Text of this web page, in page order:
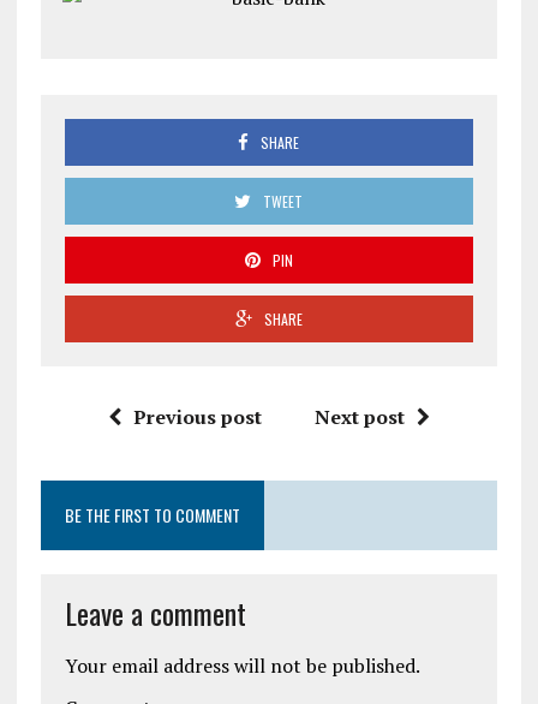
SHARE
TWEET
PIN
SHARE
Previous post Next post
BE THE FIRST TO COMMENT
Leave a comment
Your email address will not be published.